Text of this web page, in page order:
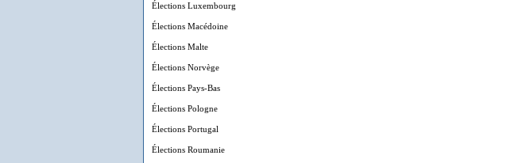
Élections Luxembourg
Élections Macédoine
Élections Malte
Élections Norvège
Élections Pays-Bas
Élections Pologne
Élections Portugal
Élections Roumanie